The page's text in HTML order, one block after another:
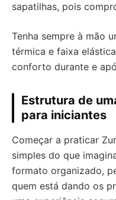
sapatilhas, pois
Tenha sempre à mão
térmica e faixa
conforto durante e
Estrutura de
para iniciantes
Começar a praticar
simples do que
formato organizado,
quem está dando os